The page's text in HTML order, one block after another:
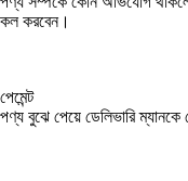
কল করবেন।
পেমেন্ট
পণ্য বুঝে পেয়ে ডেলিভারি ম্যানকে